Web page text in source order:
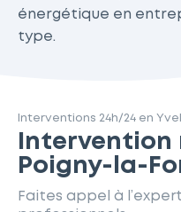
énergétique en
type.
Interventions 24h/24 en
Intervention
Poigny-la-
Faites appel à